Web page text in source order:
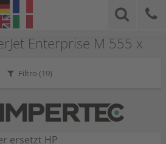
Enterprise M 555 x
Filtro (19)
ersetzt HP